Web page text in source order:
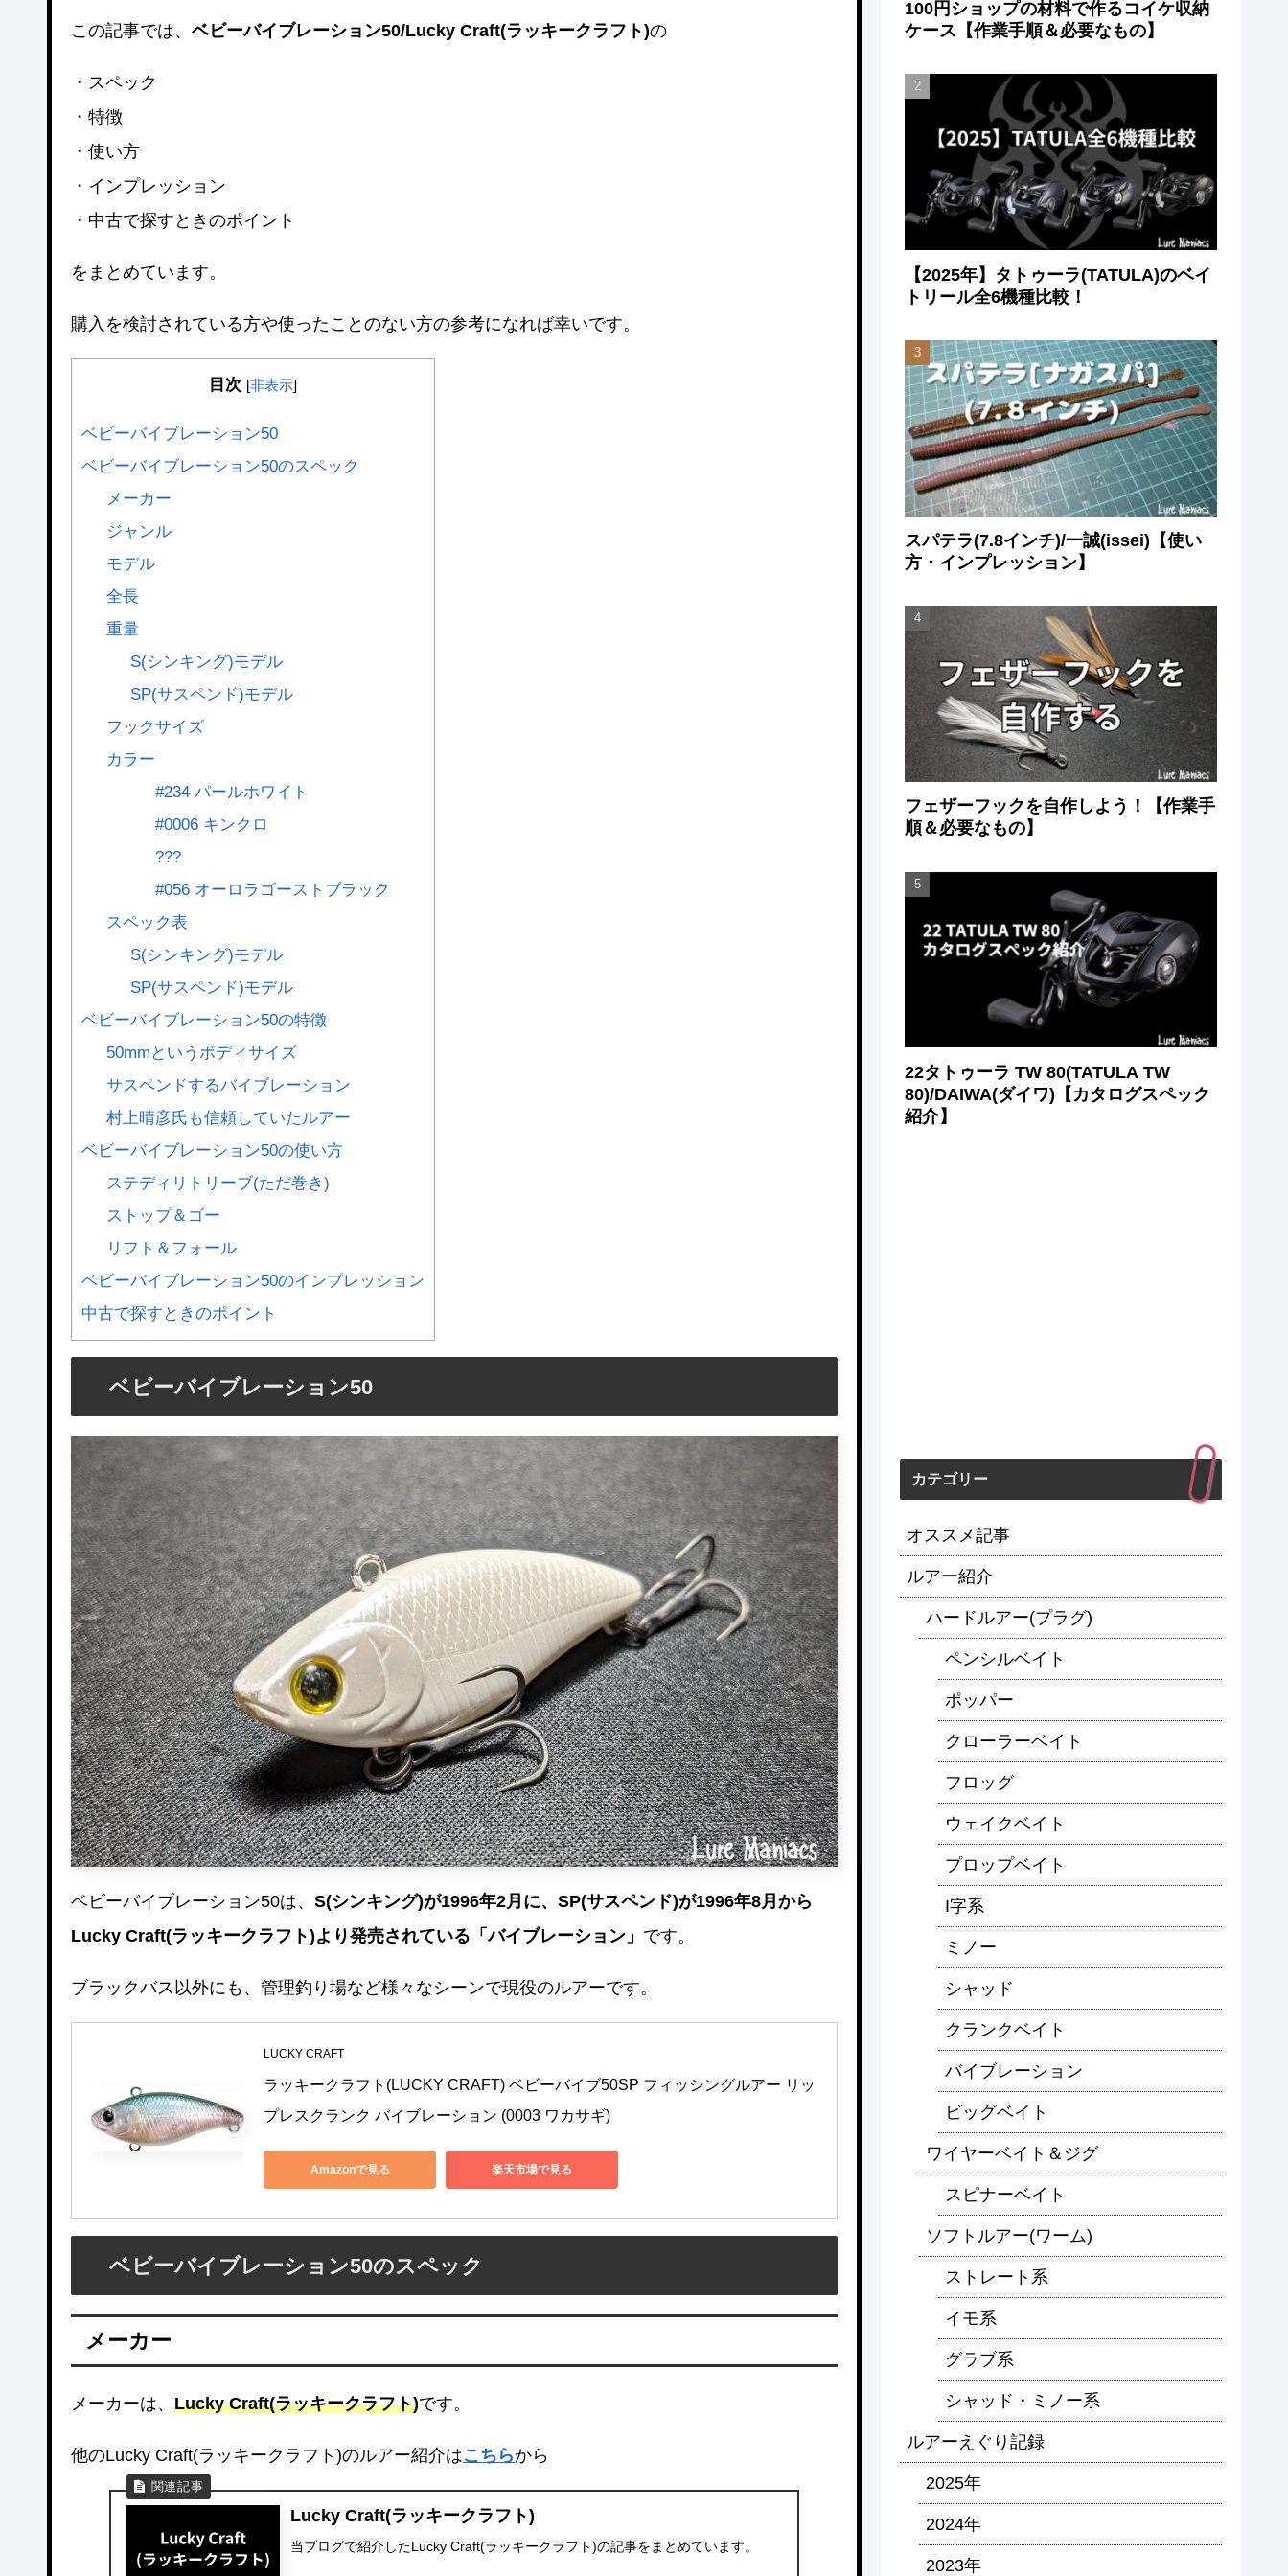
この記事では、 ベビーバイブレーション50/Lucky Craft(ラッキークラフト)の
・スペック
・特徴
・使い方
・インプレッション
・中古で探すときのポイント
をまとめています。
購入を検討されている方や使ったことのない方の参考になれば幸いです。
目次 [非表示]
ベビーバイブレーション50
ベビーバイブレーション50のスペック
メーカー
ジャンル
モデル
全長
重量
S(シンキング)モデル
SP(サスペンド)モデル
フックサイズ
カラー
#234 パールホワイト
#0006 キンクロ
???
#056 オーロラゴーストブラック
スペック表
S(シンキング)モデル
SP(サスペンド)モデル
ベビーバイブレーション50の特徴
50mmというボディサイズ
サスペンドするバイブレーション
村上晴彦氏も信頼していたルアー
ベビーバイブレーション50の使い方
ステディリトリーブ(ただ巻き)
ストップ＆ゴー
リフト＆フォール
ベビーバイブレーション50のインプレッション
中古で探すときのポイント
ベビーバイブレーション50
ベビーバイブレーション50は、 S(シンキング)が1996年2月に、SP(サスペンド)が1996年8月から
Lucky Craft(ラッキークラフト)より発売されている「バイブレーション」 です。
ブラックバス以外にも、管理釣り場など様々なシーンで現役のルアーです。
LUCKY CRAFT
ラッキークラフト(LUCKY CRAFT) ベビーバイブ50SP フィッシングルアー リッ
プレスクランク バイブレーション (0003 ワカサギ)
Amazonで見る 楽天市場で見る
ベビーバイブレーション50のスペック
メーカー
メーカーは、 Lucky Craft(ラッキークラフト)です。
他のLucky Craft(ラッキークラフト)のルアー紹介はこちらから
Lucky Craft(ラッキークラフト)
当ブログで紹介したLucky Craft(ラッキークラフト)の記事をまとめています。
100円ショップの材料で作るコイケ収納
ケース【作業手順＆必要なもの】
【2025年】タトゥーラ(TATULA)のベイ
トリール全6機種比較！
スパテラ(7.8インチ)/一誠(issei)【使い
方・インプレッション】
フェザーフックを自作しよう！【作業手
順＆必要なもの】
22タトゥーラ TW 80(TATULA TW
80)/DAIWA(ダイワ)【カタログスペック
紹介】
カテゴリー
オススメ記事
ルアー紹介
ハードルアー(プラグ)
ペンシルベイト
ポッパー
クローラーベイト
フロッグ
ウェイクベイト
プロップベイト
I字系
ミノー
シャッド
クランクベイト
バイブレーション
ビッグベイト
ワイヤーベイト＆ジグ
スピナーベイト
ソフトルアー(ワーム)
ストレート系
イモ系
グラブ系
シャッド・ミノー系
ルアーえぐり記録
2025年
2024年
2023年